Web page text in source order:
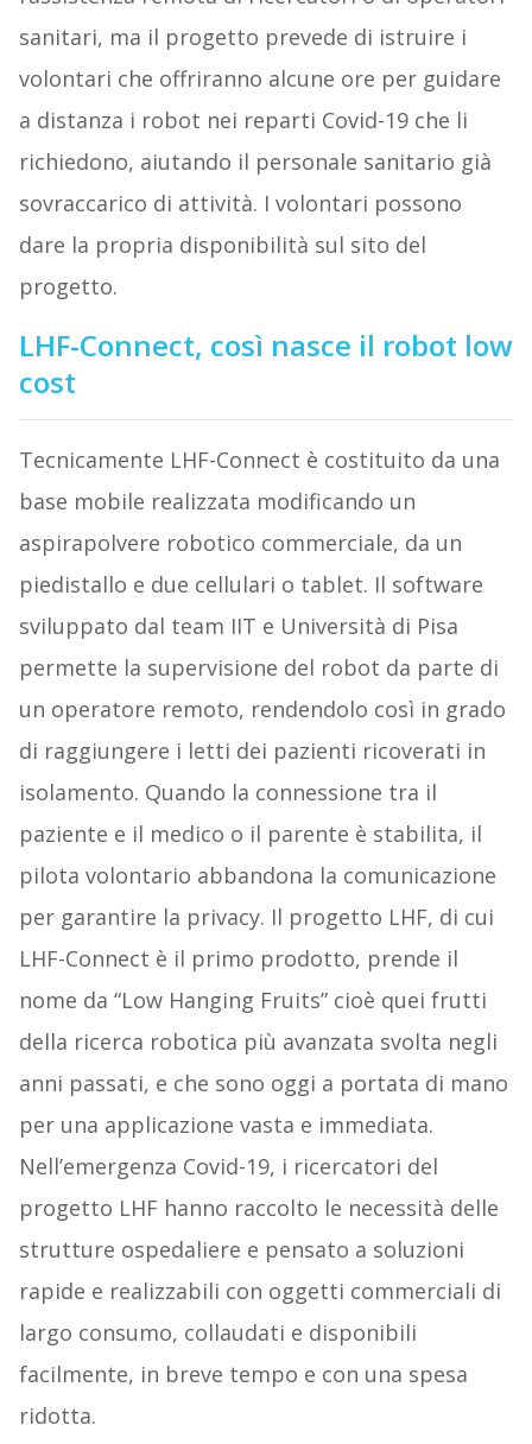
sanitari, ma il progetto prevede di istruire i
volontari che offriranno alcune ore per guidare
a distanza i robot nei reparti Covid-19 che li
richiedono, aiutando il personale sanitario già
sovraccarico di attività. I volontari possono
dare la propria disponibilità sul sito del
progetto.
LHF-Connect, così nasce il robot low
cost
Tecnicamente LHF-Connect è costituito da una
base mobile realizzata modificando un
aspirapolvere robotico commerciale, da un
piedistallo e due cellulari o tablet. Il software
sviluppato dal team IIT e Università di Pisa
permette la supervisione del robot da parte di
un operatore remoto, rendendolo così in grado
di raggiungere i letti dei pazienti ricoverati in
isolamento. Quando la connessione tra il
paziente e il medico o il parente è stabilita, il
pilota volontario abbandona la comunicazione
per garantire la privacy. Il progetto LHF, di cui
LHF-Connect è il primo prodotto, prende il
nome da “Low Hanging Fruits” cioè quei frutti
della ricerca robotica più avanzata svolta negli
anni passati, e che sono oggi a portata di mano
per una applicazione vasta e immediata.
Nell’emergenza Covid-19, i ricercatori del
progetto LHF hanno raccolto le necessità delle
strutture ospedaliere e pensato a soluzioni
rapide e realizzabili con oggetti commerciali di
largo consumo, collaudati e disponibili
facilmente, in breve tempo e con una spesa
ridotta.